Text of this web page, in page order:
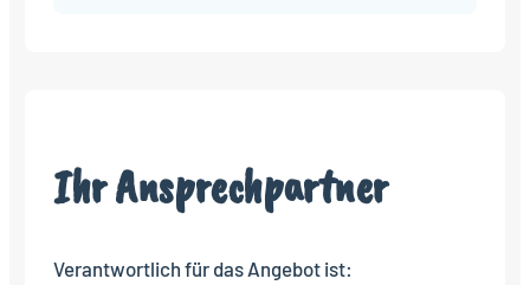
Ihr Ansprechpartner
Verantwortlich für das Angebot ist: